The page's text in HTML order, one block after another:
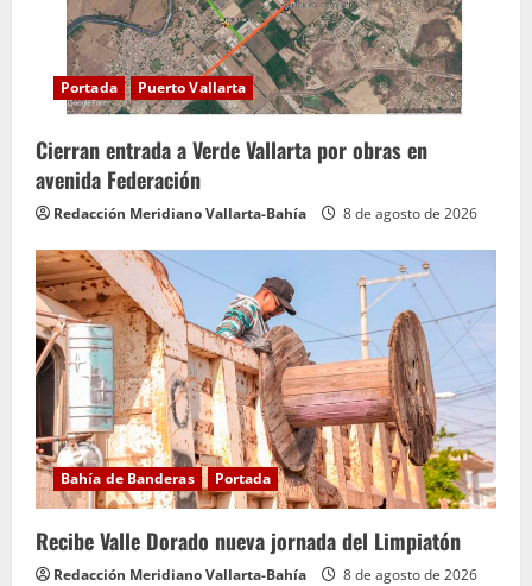
Portada Puerto Vallarta
Cierran entrada a Verde Vallarta por obras en
avenida Federación
Redacción Meridiano Vallarta-Bahía 8 de agosto de 2026
Bahía de Banderas Portada
Recibe Valle Dorado nueva jornada del Limpiatón
Redacción Meridiano Vallarta-Bahía 8 de agosto de 2026